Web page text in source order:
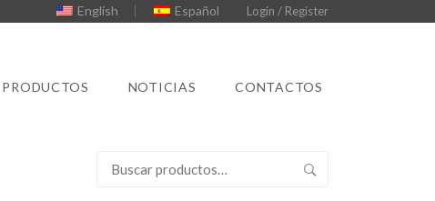
English Español Login / Register
PRODUCTOS NOTICIAS CONTACTOS
Buscar